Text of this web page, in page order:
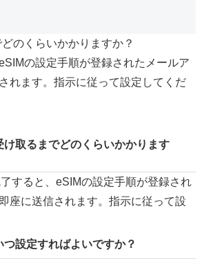
のくらいかかりますか？
の設定手順が登録されたメールア
れます。指示に従って設定してくだ
け取るまでどのくらいかかります
すると、eSIMの設定手順が登録され
座に送信されます。指示に従って設
つ設定すればよいですか？